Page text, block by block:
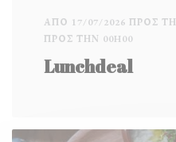
ΑΠΌ 17/07/2026 ΠΡΟΣ
ΠΡΟΣ ΤΗΝ 00H00
Lunchdeal